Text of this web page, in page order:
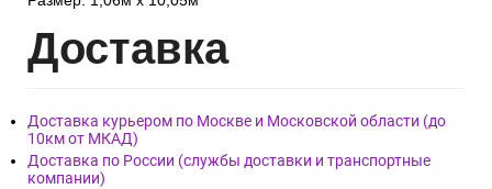
Доставка
Доставка курьером по Москве и Московской области (до
10км от МКАД)
Доставка по России (службы доставки и транспортные
компании)